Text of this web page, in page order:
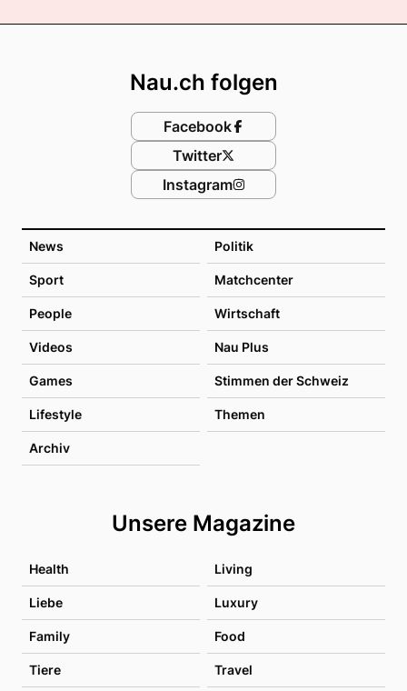
News Politik
Sport Matchcenter
People Wirtschaft
Videos Nau Plus
Games Stimmen der Schweiz
Lifestyle Themen
Archiv
Unsere Magazine
Health Living
Liebe Luxury
Family Food
Tiere Travel
Nau.ch folgen
Facebook
Twitter
Instagram